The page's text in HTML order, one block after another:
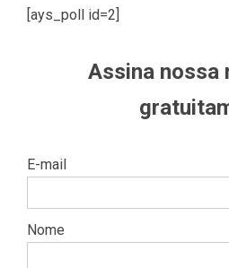
[ays_poll id=2]
Assina nossa
E-mail
Nome